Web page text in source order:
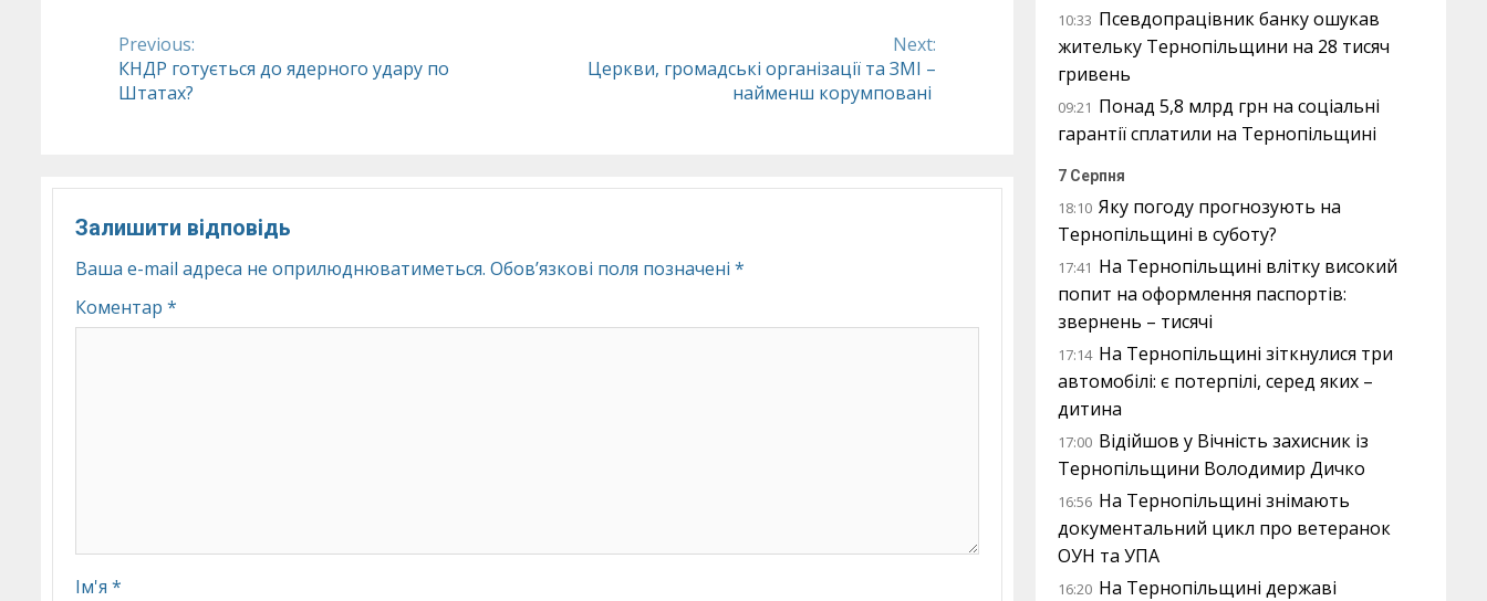
Continue
Reading
Previous:
КНДР готується до ядерного удару по
Штатах?
Next:
Церкви, громадські організації та ЗМІ –
найменш корумповані
Залишити відповідь
Ваша e-mail адреса не оприлюднюватиметься. Обов’язкові поля позначені *
Коментар *
Ім'я *
10:33 Псевдопрацівник банку ошукав
жительку Тернопільщини на 28 тисяч
гривень
09:21 Понад 5,8 млрд грн на соціальні
гарантії сплатили на Тернопільщині
7 Серпня
18:10 Яку погоду прогнозують на
Тернопільщині в суботу?
17:41 На Тернопільщині влітку високий
попит на оформлення паспортів:
звернень – тисячі
17:14 На Тернопільщині зіткнулися три
автомобілі: є потерпілі, серед яких –
дитина
17:00 Відійшов у Вічність захисник із
Тернопільщини Володимир Дичко
16:56 На Тернопільщині знімають
документальний цикл про ветеранок
ОУН та УПА
16:20 На Тернопільщині державі